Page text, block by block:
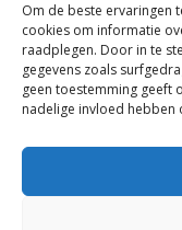
Om de beste ervaringen
cookies om informatie
raadplegen. Door in te
gegevens zoals
geen toestemming geeft
nadelige invloed hebben
Alle steden